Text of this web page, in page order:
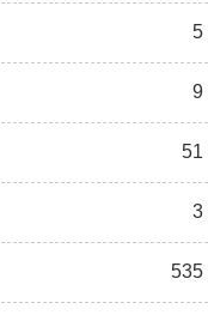
5
9
51
3
535